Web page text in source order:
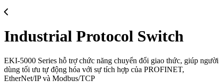
Industrial Protocol Switch
EKI-5000 Series hỗ trợ chức năng chuyển đổi giao thức, giúp người
dùng tối ưu tự động hóa với sự tích hợp của PROFINET,
EtherNet/IP và Modbus/TCP